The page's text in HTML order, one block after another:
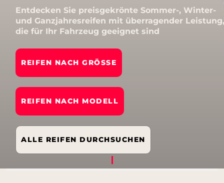
Entdecken Sie preisgekrönte Sommer-, Winter-
und Ganzjahresreifen mit überragender Leistung,
die für Ihr Fahrzeug geeignet sind
REIFEN NACH GRÖSSE
REIFEN NACH MODELL
ALLE REIFEN DURCHSUCHEN